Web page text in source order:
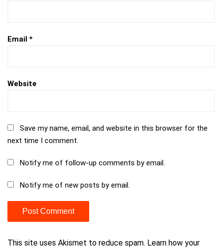
Email *
Website
Save my name, email, and website in this browser for the
next time I comment.
Notify me of follow-up comments by email.
Notify me of new posts by email.
This site uses Akismet to reduce spam. Learn how your